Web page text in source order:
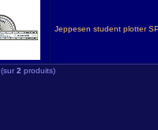
Jeppesen student plotter
(sur2 produits)